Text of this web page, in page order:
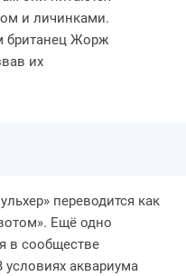
и личинками.
британец Жорж
их
переводится как
Ещё одно
в сообществе
аквариума